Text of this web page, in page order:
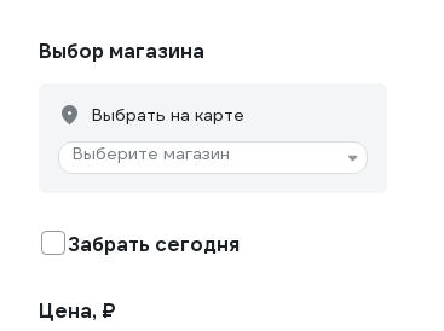
Выбор магазина
Выбрать на карте
Выберите магазин
Забрать сегодня
Цена, ₽